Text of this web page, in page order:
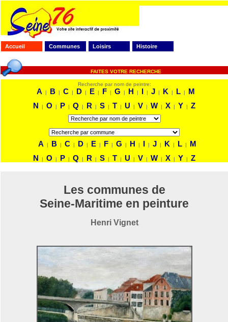
Accueil Communes Loisirs Histoire
FAITES VOTRE RECHERCHE
Recherche par nom de peintre:
A | B | C | D | E | F | G | H | I | J | K | L |
M
N
| O | P | Q | R | S | T | U | V | W | X | Y | Z
A | B | C | D | E | F | G | H | I | J | K | L |
M
N
| O | P | Q | R | S | T | U | V | W | X | Y | Z
Les communes de
Seine-Maritime en peinture
Henri Vignet